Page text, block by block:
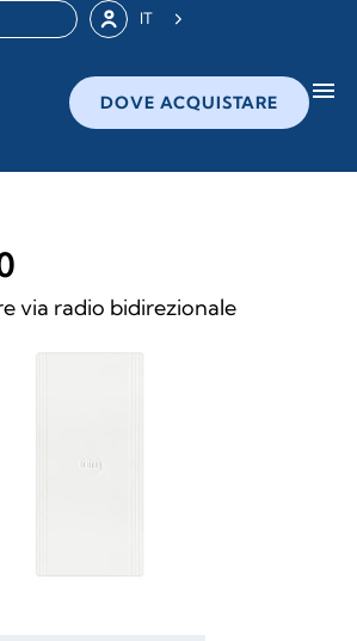
IT
DOVE ACQUISTARE menu
via radio bidirezionale